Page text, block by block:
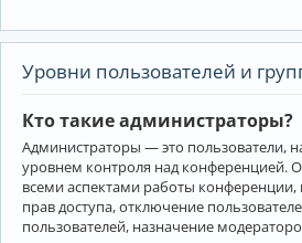
Уровни пользователей и
Кто такие администраторы?
Администраторы — это пользователи,
уровнем контроля над конференцией.
всеми аспектами работы
прав доступа, отключение
пользователей, назначение